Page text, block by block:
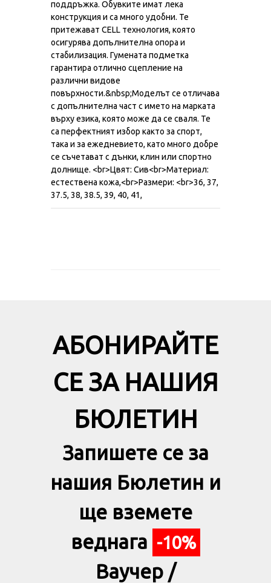
поддръжка. Обувките имат лека
конструкция и са много удобни. Те
притежават CELL технология, която
осигурява допълнителна опора и
стабилизация. Гумената подметка
гарантира отлично сцепление на
различни видове
повърхности.&nbsp;Моделът се отличава
с допълнителна част с името на марката
върху езика, която може да се сваля. Те
са перфектният избор както за спорт,
така и за ежедневието, като много добре
се съчетават с дънки, клин или спортно
долнище. <br>Цвят: Сив<br>Материал:
естествена кожа,<br>Размери: <br>36, 37,
37.5, 38, 38.5, 39, 40, 41,
АБОНИРАЙТЕ
СЕ ЗА НАШИЯ
БЮЛЕТИН
Запишете се за
нашия Бюлетин и
ще вземете
веднага -10%
Ваучер /